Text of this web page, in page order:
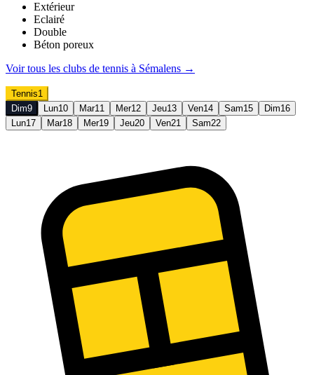
Extérieur
Eclairé
Double
Béton poreux
Voir tous les clubs de tennis à Sémalens →
Tennis1
Dim9 Lun10 Mar11 Mer12 Jeu13 Ven14 Sam15 Dim16
Lun17 Mar18 Mer19 Jeu20 Ven21 Sam22